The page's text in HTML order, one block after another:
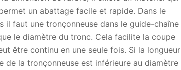
un abattage facile et rapide. Dans le
il faut une tronçonneuse dans le guide-chaîne
le diamètre du tronc. Cela facilite la coupe
être continu en une seule fois. Si la longueur
de la tronçonneuse est inférieure au diamètre